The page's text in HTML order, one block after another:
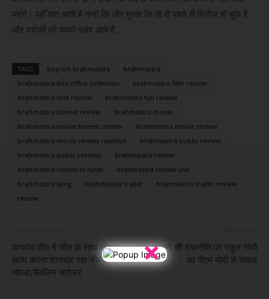
×
पाएंगे। वहीँ बात आती है गानों कि और मुस्क कि तो वो पहले ही रिलीज़ हो चुके हैं
और दर्शकों को काफी पसंद आये हैं .
TAGS boycott brahmastra
brahmastra
brahmastra box office collection
brahmastra film review
brahmastra first review
brahmastra full review
brahmastra honest review
brahmastra movie
brahmastra movie honest review
brahmastra movie review
brahmastra movie review reaction
brahmastra public review
brahmastra public reviews
brahmastra review
brahmastra review in hindi
brahmastra review usa
brahmastra song
brahmastra trailer
brahmastra trailer review
review
डायमंड लीग में जीत के साथ सीजन
खत्म करना शानदार रहा-नीरज
चोपड़ा,जैवलिन थ्रोअर
नाम बदलने की राजनीति पर राहुल गांधी
का पीएम मोदी से सवाल